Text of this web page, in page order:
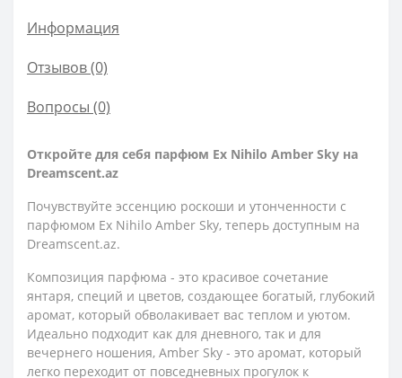
Информация
Отзывов (0)
Вопросы (0)
Откройте для себя парфюм Ex Nihilo Amber Sky на
Dreamscent.az
Почувствуйте эссенцию роскоши и утонченности с
парфюмом Ex Nihilo Amber Sky, теперь доступным на
Dreamscent.az.
Композиция парфюма - это красивое сочетание
янтаря, специй и цветов, создающее богатый, глубокий
аромат, который обволакивает вас теплом и уютом.
Идеально подходит как для дневного, так и для
вечернего ношения, Amber Sky - это аромат, который
легко переходит от повседневных прогулок к